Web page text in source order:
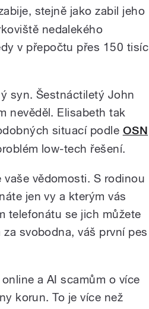
stejně jako zabil jeho
nedalekého
v přepočtu přes 150 tisíc
syn. Šestnáctiletý John
nevěděl. Elisabeth tak
situací podle OSN
low-tech řešení.
vědomosti. S rodinou
jen vy a kterým vás
telefonátu se jich můžete
svobodna, váš první pes
a AI scamům o více
korun. To je více než